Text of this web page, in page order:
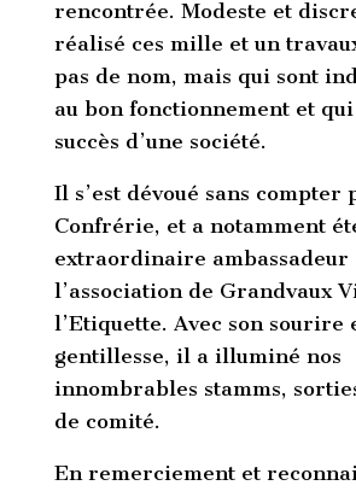
rencontrée. Modeste et
réalisé ces mille et un
pas de nom, mais qui sont
au bon fonctionnement et
succès d’une société.
Il s’est dévoué sans compter
Confrérie, et a notamment
extraordinaire ambassadeur
l’association de Grandvaux
l’Etiquette. Avec son sourire
gentillesse, il a illuminé nos
innombrables stamms,
de comité.
En remerciement et